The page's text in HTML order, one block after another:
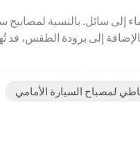
إلى سائل. بالنسبة لمصابيح
إلى برودة الطقس، قد
لمصباح السيارة الأمامي